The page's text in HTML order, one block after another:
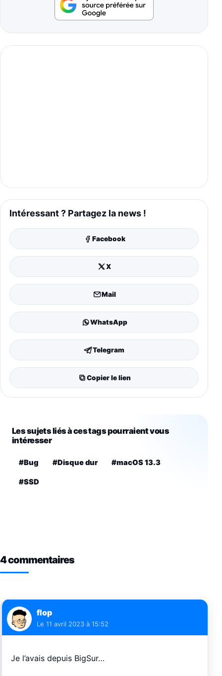
Intéressant ? Partagez la news !
Facebook
X
Mail
WhatsApp
Telegram
Copier le lien
Les sujets liés à ces tags pourraient vous
intéresser
#Bug #Disque dur #macOS 13.3
#SSD
4 commentaires
flop
Le 11 avril 2023 à 15:52
Je l’avais depuis BigSur…